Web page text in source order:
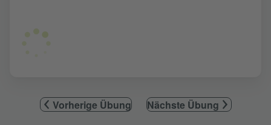
Vorherige Übung Nächste Übung